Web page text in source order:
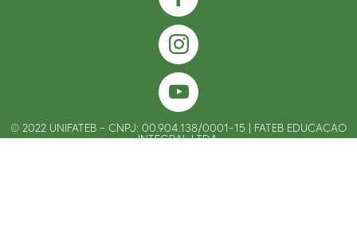
© 2022 UNIFATEB - CNPJ: 00.904.138/0001-15 | FATEB EDUCACAO
INTEGRAL LTDA.